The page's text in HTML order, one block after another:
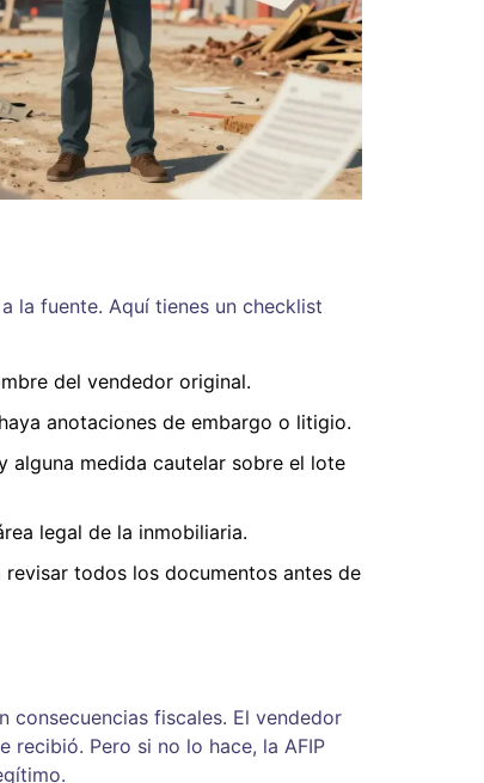
la fuente. Aquí tienes un checklist
del vendedor original.
anotaciones de embargo o litigio.
alguna medida cautelar sobre el lote
legal de la inmobiliaria.
todos los documentos antes de
consecuencias fiscales. El vendedor
Pero si no lo hace, la AFIP